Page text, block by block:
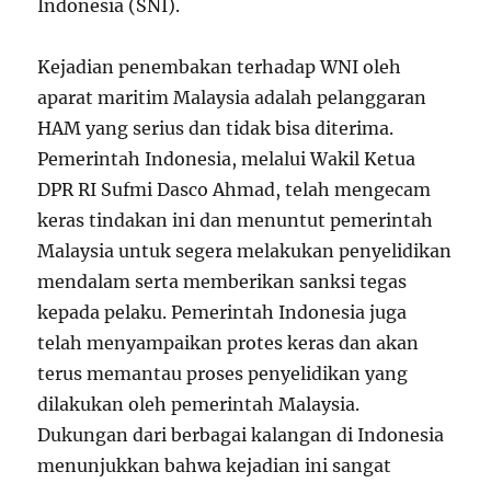
Indonesia (SNI).
Kejadian penembakan terhadap WNI oleh
aparat maritim Malaysia adalah pelanggaran
HAM yang serius dan tidak bisa diterima.
Pemerintah Indonesia, melalui Wakil Ketua
DPR RI Sufmi Dasco Ahmad, telah mengecam
keras tindakan ini dan menuntut pemerintah
Malaysia untuk segera melakukan penyelidikan
mendalam serta memberikan sanksi tegas
kepada pelaku. Pemerintah Indonesia juga
telah menyampaikan protes keras dan akan
terus memantau proses penyelidikan yang
dilakukan oleh pemerintah Malaysia.
Dukungan dari berbagai kalangan di Indonesia
menunjukkan bahwa kejadian ini sangat